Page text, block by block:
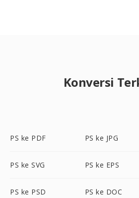
Konversi
PS ke PDF PS ke JPG
PS ke SVG PS ke EPS
PS ke PSD PS ke DOC